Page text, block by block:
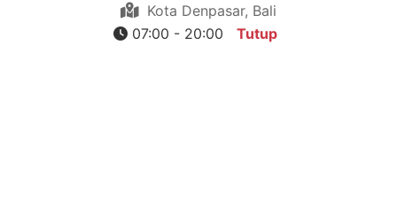
Kota Denpasar, Bali
07:00 - 20:00
Tutup